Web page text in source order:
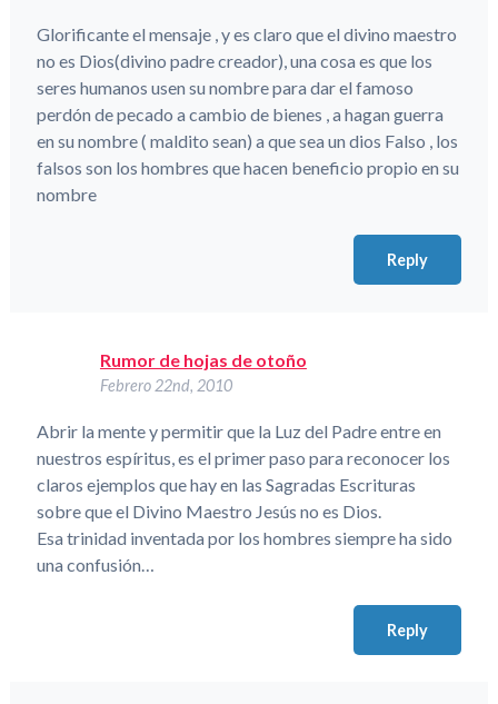
Glorificante el mensaje , y es claro que el divino maestro
no es Dios(divino padre creador), una cosa es que los
seres humanos usen su nombre para dar el famoso
perdón de pecado a cambio de bienes , a hagan guerra
en su nombre ( maldito sean) a que sea un dios Falso , los
falsos son los hombres que hacen beneficio propio en su
nombre
Reply
Rumor de hojas de otoño
Febrero 22nd, 2010
Abrir la mente y permitir que la Luz del Padre entre en
nuestros espíritus, es el primer paso para reconocer los
claros ejemplos que hay en las Sagradas Escrituras
sobre que el Divino Maestro Jesús no es Dios.
Esa trinidad inventada por los hombres siempre ha sido
una confusión…
Reply